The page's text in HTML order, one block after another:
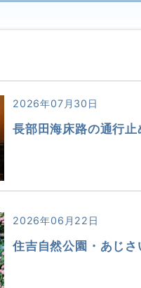
2026年07月30日
長部田海床路の通行止
2026年06月22日
住吉自然公園・あじさ